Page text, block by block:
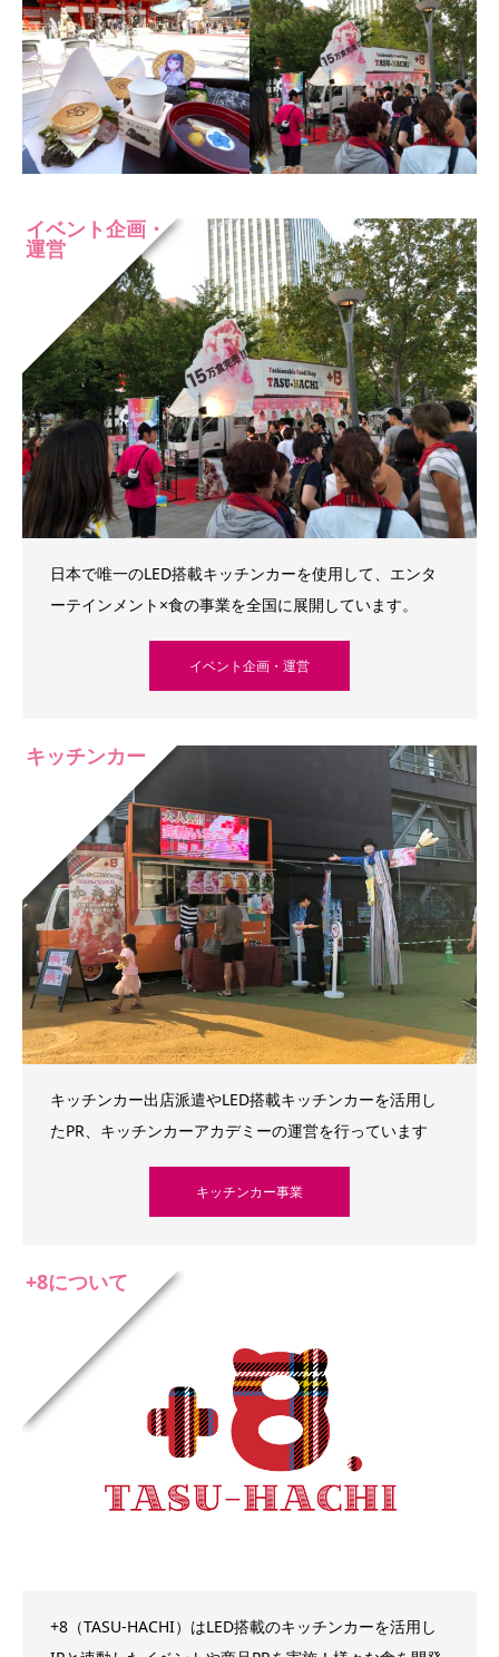
イベント企画・
運営
日本で唯一のLED搭載キッチンカーを使用して、エンタ
ーテインメント×食の事業を全国に展開しています。
イベント企画・運営
キッチンカー
キッチンカー出店派遣やLED搭載キッチンカーを活用し
たPR、キッチンカーアカデミーの運営を行っています
キッチンカー事業
+8について
+8（TASU-HACHI）はLED搭載のキッチンカーを活用し